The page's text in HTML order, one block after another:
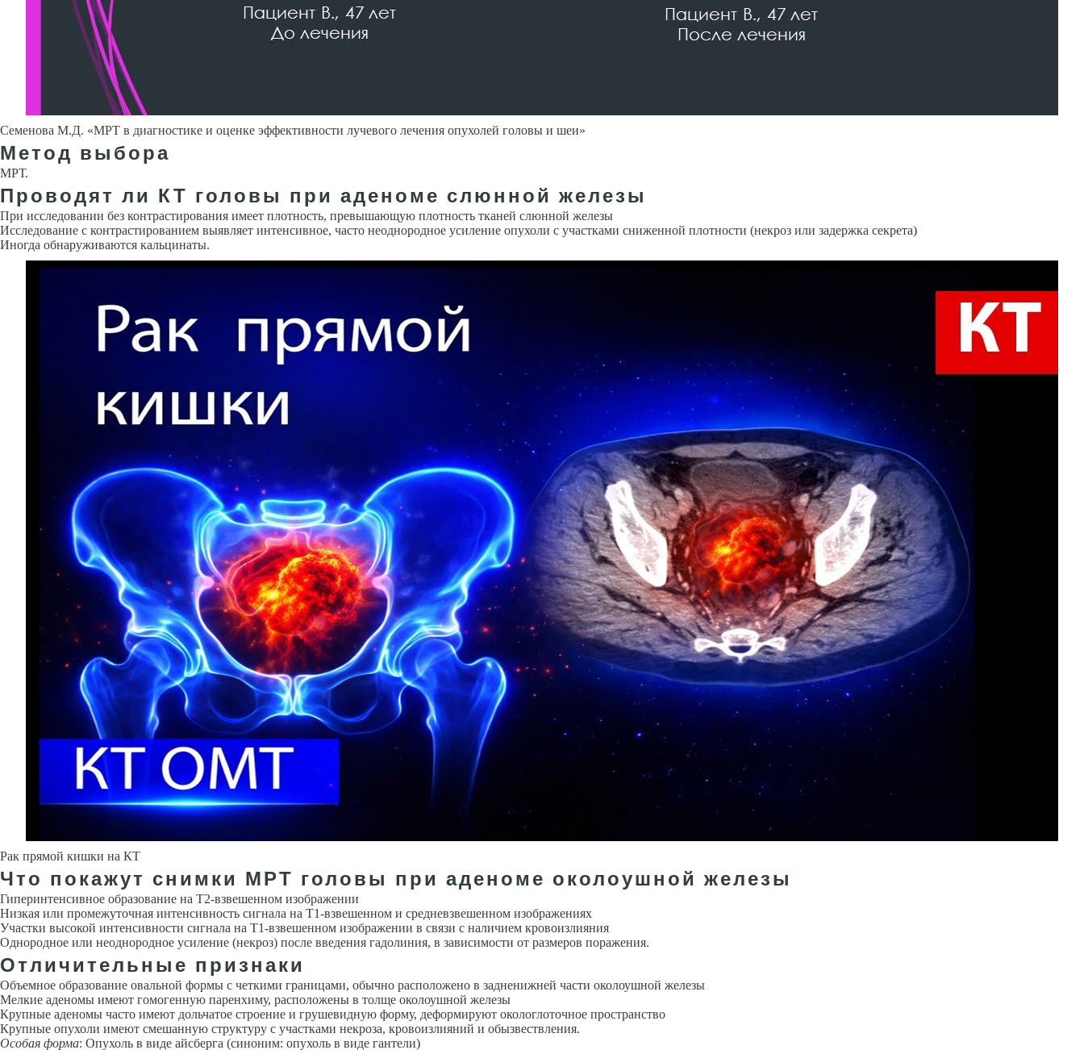
Семенова М.Д. «МРТ в диагностике и оценке эффективности лучевого лечения опухолей головы и шеи»
Метод выбора
МРТ.
Проводят ли КТ головы при аденоме слюнной железы
При исследовании без контрастирования имеет плотность, превышаю­щую плотность тканей слюнной железы
Исследование с контрастиро­ванием выявляет интенсивное, часто неоднородное усиление опухоли с участками сниженной плотности (некроз или задержка секрета)
Ино­гда обнаруживаются кальцинаты.
Рак прямой кишки на КТ
Что покажут снимки МРТ головы при аденоме околоушной железы
Гиперинтенсивное образование на Т2-взвешенном изображении
Низкая или промежуточная интенсивность сигнала на Т1-взвешенном и средне­взвешенном изображениях
Участки высокой интенсивности сигнала на Т1-взвешенном изображении в связи с наличием кровоизлияния
Одно­родное или неоднородное усиление (некроз) после введения гадолиния, в зависимости от размеров поражения.
Отличительные признаки
Объемное образование овальной формы с четкими границами, обычно расположено в задненижней части околоушной железы
Мелкие аде­номы имеют гомогенную паренхиму, расположены в толще околоушной железы
Крупные аденомы часто имеют дольчатое строение и груше­видную форму, деформируют окологлоточное пространство
Крупные опухоли имеют смешанную структуру с участками некроза, кровоизлия­ний и обызвествления.
Особая форма: Опухоль в виде айсберга (синоним: опухоль в виде ганте­ли)